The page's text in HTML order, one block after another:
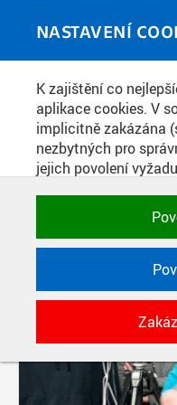
NASTAVENÍ
K zajištění co
aplikace cookies. V
implicitně zakázána
nezbytných pro
jejich povolení
zakázat, případně
kategorie. Svoje
kdykoli změnit.
POTŘEBNÉ
Technické cookies
ČVUT pro uchování
vlastností a
nezbytné pro
MEDIATÉKA
Aktivní filtry: ŠTÍTEK: